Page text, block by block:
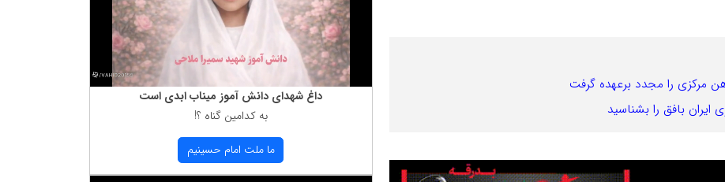
را مجدد برعهده گرفت
بافق را بشناسید
داغ شهدای دانش آموز میناب ابدی است
به كدامین گناه ؟!
ما ملت امام حسینیم